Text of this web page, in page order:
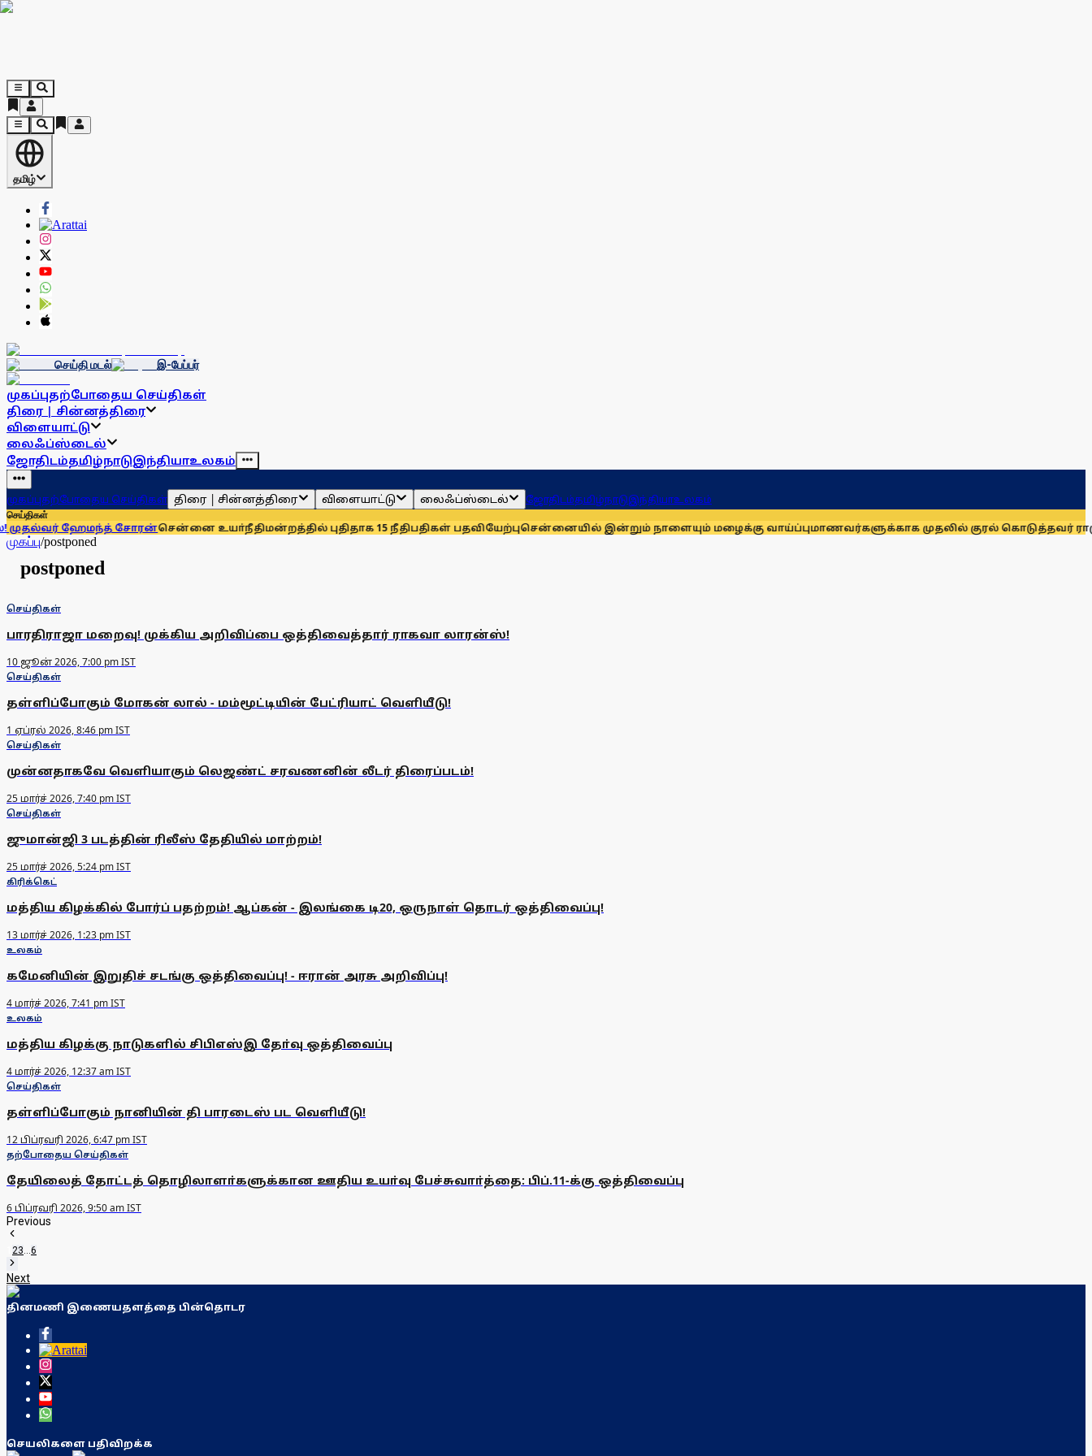
தமிழ்
செய்தி மடல் இ-பேப்பர்
முகப்புதற்போதைய செய்திகள்
திரை | சின்னத்திரை
விளையாட்டு
லைஃப்ஸ்டைல்
ஜோதிடம்தமிழ்நாடுஇந்தியாஉலகம்
முகப்புதற்போதைய செய்திகள் திரை | சின்னத்திரை விளையாட்டு லைஃப்ஸ்டைல் ஜோதிடம்தமிழ்நாடுஇந்தியாஉலகம்
செய்திகள்
ஹேமந்த் சோரன்சென்னை உயா்நீதிமன்றத்தில் புதிதாக 15 நீதிபதிகள் பதவியேற்புசென்னையில் இன்றும் நாளையும் மழைக்கு வாய்ப்புமாணவர்களுக்காக முதலில் குரல் கொடுத்தவர் ராகுல்
முகப்பு/postponed
postponed
செய்திகள்
பாரதிராஜா மறைவு! முக்கிய அறிவிப்பை ஒத்திவைத்தார் ராகவா லாரன்ஸ்!
10 ஜூன் 2026, 7:00 pm IST
செய்திகள்
தள்ளிப்போகும் மோகன் லால் - மம்மூட்டியின் பேட்ரியாட் வெளியீடு!
1 ஏப்ரல் 2026, 8:46 pm IST
செய்திகள்
முன்னதாகவே வெளியாகும் லெஜண்ட் சரவணனின் லீடர் திரைப்படம்!
25 மார்ச் 2026, 7:40 pm IST
செய்திகள்
ஜுமான்ஜி 3 படத்தின் ரிலீஸ் தேதியில் மாற்றம்!
25 மார்ச் 2026, 5:24 pm IST
கிரிக்கெட்
மத்திய கிழக்கில் போர்ப் பதற்றம்! ஆப்கன் - இலங்கை டி20, ஒருநாள் தொடர் ஒத்திவைப்பு!
13 மார்ச் 2026, 1:23 pm IST
உலகம்
கமேனியின் இறுதிச் சடங்கு ஒத்திவைப்பு! - ஈரான் அரசு அறிவிப்பு!
4 மார்ச் 2026, 7:41 pm IST
உலகம்
மத்திய கிழக்கு நாடுகளில் சிபிஎஸ்இ தோ்வு ஒத்திவைப்பு
4 மார்ச் 2026, 12:37 am IST
செய்திகள்
தள்ளிப்போகும் நானியின் தி பாரடைஸ் பட வெளியீடு!
12 பிப்ரவரி 2026, 6:47 pm IST
தற்போதைய செய்திகள்
தேயிலைத் தோட்டத் தொழிலாளா்களுக்கான ஊதிய உயா்வு பேச்சுவாா்த்தை: பிப்.11-க்கு ஒத்திவைப்பு
6 பிப்ரவரி 2026, 9:50 am IST
Previous
23...6
Next
தினமணி இணையதளத்தை பின்தொடர
செயலிகளை பதிவிறக்க